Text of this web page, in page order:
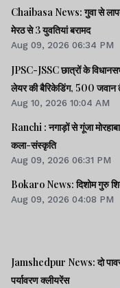
Chaibasa News: गुवा से
मेरठ से 3 युवतियां बरामद
Aug 09, 2026 06:34 PM
JPSC-JSSC छात्रों के
लेयर की बैरिकेडिंग, 500 जवान
Aug 10, 2026 10:04 AM
Ranchi : नगाड़ों से गूंजा
कला-संस्कृति
Aug 09, 2026 06:31 PM
Bokaro News: दिशोम गुरु
Aug 09, 2026 04:08 PM
Jamshedpur News: दो
पर्यावरण क्लीयरेंस